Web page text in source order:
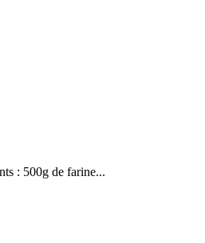
: 500g de farine...